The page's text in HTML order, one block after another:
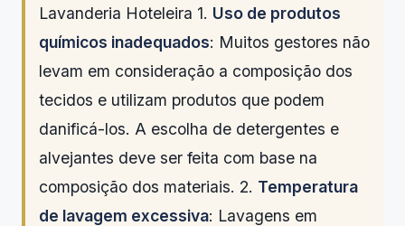
Lavanderia Hoteleira 1. Uso de produtos
químicos inadequados: Muitos gestores não
levam em consideração a composição dos
tecidos e utilizam produtos que podem
danificá-los. A escolha de detergentes e
alvejantes deve ser feita com base na
composição dos materiais. 2. Temperatura
de lavagem excessiva: Lavagens em